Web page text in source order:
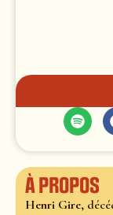
À propos
Henri Gire,